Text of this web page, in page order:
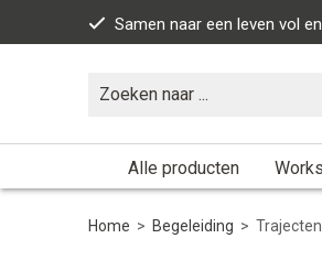
Samen naar een leven vol
Alle producten
Home > Begeleiding > Trajecten